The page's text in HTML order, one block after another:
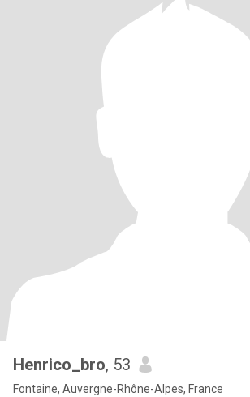
Henrico_bro, 53
Fontaine, Auvergne-Rhône-Alpes, France